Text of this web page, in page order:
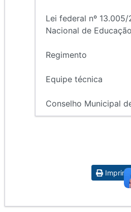
Lei federal nº
Nacional de
Regimento
Equipe técnica
Conselho Municipal